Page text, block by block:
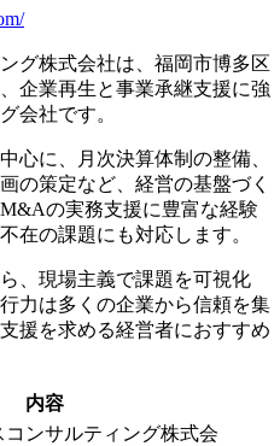
グ株式会社は、福岡市博多区
企業再生と事業承継支援に強
会社です。
心に、月次決算体制の整備、
の策定など、経営の基盤づく
の実務支援に豊富な経験
在の課題にも対応します。
、現場主義で課題を可視化
力は多くの企業から信頼を集
援を求める経営者におすすめ
内容
コンサルティング株式会